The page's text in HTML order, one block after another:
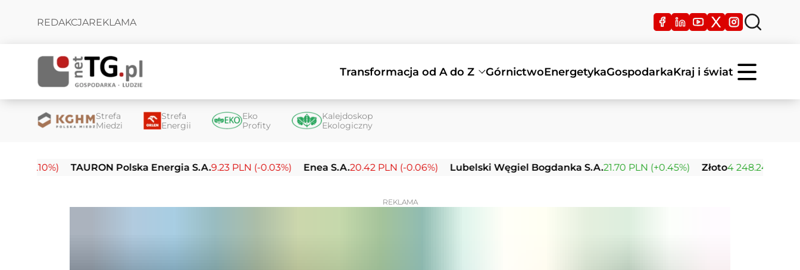
REDAKCJAREKLAMA
Transformacja od A do Z GórnictwoEnergetykaGospodarkaKraj i świat
Strefa
Miedzi
Strefa
Energii
Eko
Profity
Kalejdoskop
Ekologiczny
TAURON Polska Energia S.A.9.23 PLN (-0.03%) Enea S.A.20.42 PLN (-0.06%) Lubelski Węgiel Bogdanka S.A.21.70 PLN (+0.45%) Złoto4 248.24 USD (+0.03%)
REKLAMA